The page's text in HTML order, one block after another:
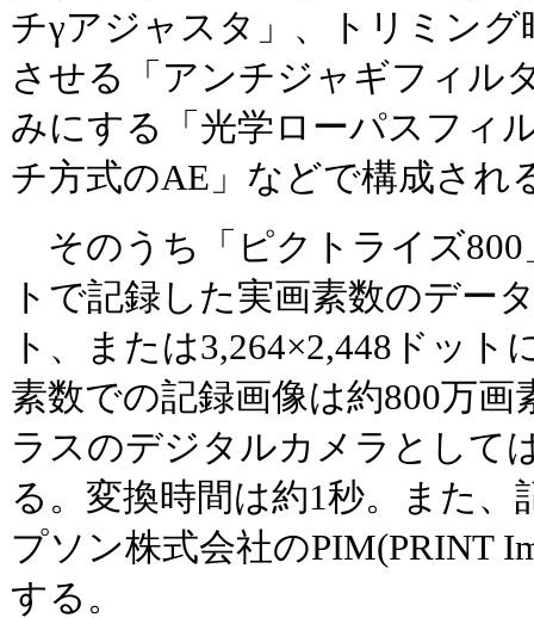
チγアジャスタ」、トリミン
させる「アンチジャギフィル
みにする「光学ローパスフィ
チ方式のAE」などで構成され
そのうち「ピクトライズ800
トで記録した実画素数のデー
ト、または3,264×2,448ドッ
素数での記録画像は約800万画
ラスのデジタルカメラとして
る。変換時間は約1秒。また
プソン株式会社のPIM(PRINT
する。